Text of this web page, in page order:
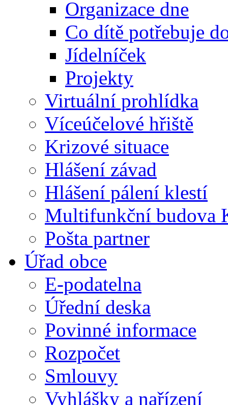
Organizace dne
Co dítě potřebuje
Jídelníček
Projekty
Virtuální prohlídka
Víceúčelové hřiště
Krizové situace
Hlášení závad
Hlášení pálení klestí
Multifunkční budova
Pošta partner
Úřad obce
E-podatelna
Úřední deska
Povinné informace
Rozpočet
Smlouvy
Vyhlášky a nařízení